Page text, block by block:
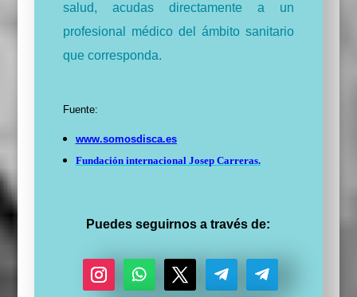
salud, acudas directamente a un
profesional médico del ámbito sanitario
que corresponda.
Fuente:
www.somosdisca.es
Fundación internacional Josep Carreras.
Puedes seguirnos a través de: